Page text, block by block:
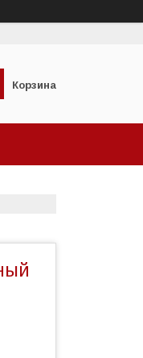
Корзина